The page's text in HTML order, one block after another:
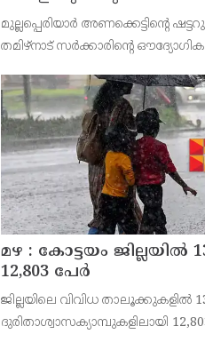
മുല്ലപ്പെരിയാർ അണക്കെട്ടിന്റെ
തമിഴ്‌നാട് സർക്കാരിന്റെ ഔദ്യോഗിക
നെൽകൃഷിക്കായി ജലം
മഴ : കോട്ടയം ജില്ലയിൽ
12,803 പേര്‍
ജില്ലയിലെ വിവിധ താലൂക്കുകളിൽ
ദുരിതാശ്വാസക്യാമ്പുകളിലായി